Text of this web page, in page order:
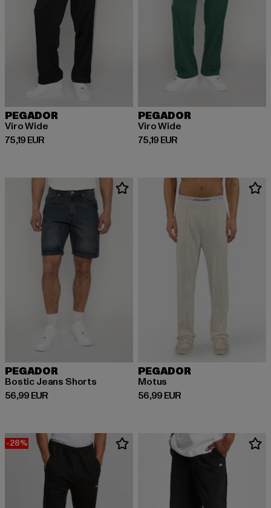
PEGADOR
Viro Wide
75,19 EUR
Prix courant: 75,19 EUR
PEGADOR
Viro Wide
75,19 EUR
Prix courant: 75,19 EUR
PEGADOR
Bostic Jeans Shorts
56,99 EUR
Prix courant: 56,99 EUR
PEGADOR
Motus
56,99 EUR
Prix courant: 56,99 EUR
-28%